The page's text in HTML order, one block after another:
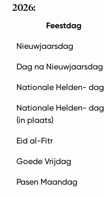
2026:
Feestdag
Nieuwjaarsdag
Dag na Nieuwjaarsdag
Nationale Helden- dag
Nationale Helden- dag
(in plaats)
Eid al-Fitr
Goede Vrijdag
Pasen Maandag